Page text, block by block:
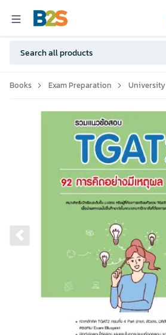
Books Exam Preparation University
Previous slide